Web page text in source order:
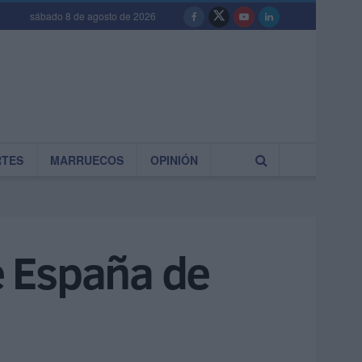
sábado 8 de agosto de 2026
MARRUECOS OPINIÓN
de